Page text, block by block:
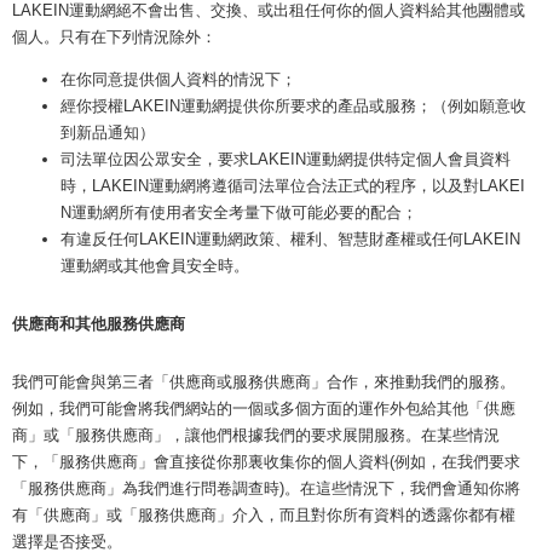
LAKEIN運動網絕不會出售、交換、或出租任何你的個人資料給其他團體或
個人。只有在下列情況除外：
在你同意提供個人資料的情況下；
經你授權LAKEIN運動網提供你所要求的產品或服務；（例如願意收
到新品通知）
司法單位因公眾安全，要求LAKEIN運動網提供特定個人會員資料
時，LAKEIN運動網將遵循司法單位合法正式的程序，以及對LAKEI
N運動網所有使用者安全考量下做可能必要的配合；
有違反任何LAKEIN運動網政策、權利、智慧財產權或任何LAKEIN
運動網或其他會員安全時。
供應商和其他服務供應商
我們可能會與第三者「供應商或服務供應商」合作，來推動我們的服務。
例如，我們可能會將我們網站的一個或多個方面的運作外包給其他「供應
商」或「服務供應商」，讓他們根據我們的要求展開服務。在某些情況
下，「服務供應商」會直接從你那裏收集你的個人資料(例如，在我們要求
「服務供應商」為我們進行問卷調查時)。在這些情況下，我們會通知你將
有「供應商」或「服務供應商」介入，而且對你所有資料的透露你都有權
選擇是否接受。